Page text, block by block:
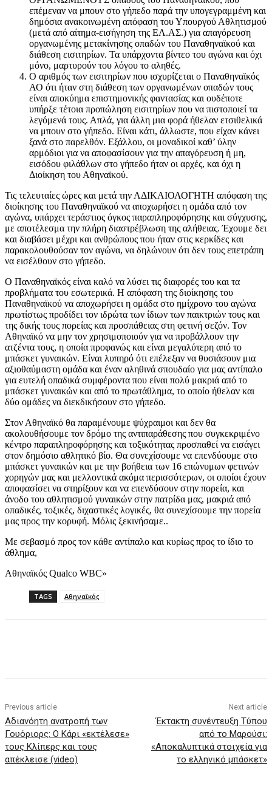
επέμεναν να μπουν στο γήπεδο παρά την υπογεγραμμένη και
δημόσια ανακοινωμένη απόφαση του Υπουργού Αθλητισμού
(μετά από αίτημα-εισήγηση της ΕΛ.ΑΣ.) για απαγόρευση
οργανωμένης μετακίνησης οπαδών του Παναθηναϊκού και
διάθεση εισιτηρίων. Τα υπάρχοντα βίντεο του αγώνα και όχι
μόνο, μαρτυρούν του λόγου το αληθές.
Ο αριθμός των εισιτηρίων που ισχυρίζεται ο Παναθηναϊκός
ΑΟ ότι ήταν στη διάθεση των οργανωμένων οπαδών τους
είναι αποκύημα επιστημονικής φαντασίας και ουδέποτε
υπήρξε τέτοια προπώληση εισιτηρίων που να πιστοποιεί τα
λεγόμενά τους. Απλά, για άλλη μια φορά ήθελαν ετσιθελικά
να μπουν στο γήπεδο. Είναι κάτι, άλλωστε, που είχαν κάνει
ξανά στο παρελθόν. Εξάλλου, οι μοναδικοί καθ’ ύλην
αρμόδιοι για να αποφασίσουν για την απαγόρευση ή μη,
εισόδου φιλάθλων στο γήπεδο ήταν οι αρχές, και όχι η
Διοίκηση του Αθηναϊκού.
Τις τελευταίες ώρες και μετά την ΑΔΙΚΑΙΟΛΟΓΗΤΗ απόφαση της
διοίκησης του Παναθηναϊκού να αποχωρήσει η ομάδα από τον
αγώνα, υπάρχει τεράστιος όγκος παραπληροφόρησης και σύγχυσης,
με αποτέλεσμα την πλήρη διαστρέβλωση της αλήθειας. Έχουμε δει
και διαβάσει μέχρι και ανθρώπους που ήταν στις κερκίδες και
παρακολουθούσαν τον αγώνα, να δηλώνουν ότι δεν τους επετράπη
να εισέλθουν στο γήπεδο.
Ο Παναθηναϊκός είναι καλό να λύσει τις διαφορές του και τα
προβλήματα του εσωτερικά. Η απόφαση της διοίκησης του
Παναθηναϊκού να αποχωρήσει η ομάδα στο ημίχρονο του αγώνα
πρωτίστως προδίδει τον ιδρώτα των ίδιων των παικτριών τους και
της δικής τους πορείας και προσπάθειας στη φετινή σεζόν. Τον
Αθηναϊκό να μην τον χρησιμοποιούν για να προβάλλουν την
ατζέντα τους, η οποία προφανώς και είναι μεγαλύτερη από το
μπάσκετ γυναικών. Είναι λυπηρό ότι επέλεξαν να θυσιάσουν μια
αξιοθαύμαστη ομάδα και έναν αληθινά σπουδαίο για μας αντίπαλο
για ευτελή οπαδικά συμφέροντα που είναι πολύ μακριά από το
μπάσκετ γυναικών και από το πρωτάθλημα, το οποίο ήθελαν και
δύο ομάδες να διεκδικήσουν στο γήπεδο.
Στον Αθηναϊκό θα παραμένουμε ψύχραιμοι και δεν θα
ακολουθήσουμε τον δρόμο της αντιπαράθεσης που συγκεκριμένο
κέντρο παραπληροφόρησης και τοξικότητας προσπαθεί να εισάγει
στον δημόσιο αθλητικό βίο. Θα συνεχίσουμε να επενδύουμε στο
μπάσκετ γυναικών και με την βοήθεια των 16 επώνυμων φετινών
χορηγών μας και μελλοντικά ακόμα περισσότερων, οι οποίοι έχουν
αποφασίσει να στηρίξουν και να επενδύσουν στην πορεία, και
άνοδο του αθλητισμού γυναικών στην πατρίδα μας, μακριά από
οπαδικές, τοξικές, διχαστικές λογικές, θα συνεχίσουμε την πορεία
μας προς την κορυφή. Μόλις ξεκινήσαμε..
Με σεβασμό προς τον κάθε αντίπαλο και κυρίως προς το ίδιο το
άθλημα,
Αθηναϊκός Qualco WBC»
TAGS Αθηναϊκός
Previous article
Αδιανόητη ανατροπή των
Γουόριορς: Ο Κάρι «εκτέλεσε»
τους Κλίπερς και τους
απέκλεισε (video)
Next article
Έκτακτη συνέντευξη Τύπου
από το Μαρούσι:
«Αποκαλυπτικά στοιχεία για
το ελληνικό μπάσκετ»